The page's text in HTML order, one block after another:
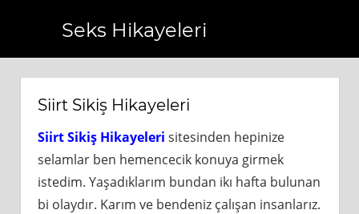
Seks Hikayeleri
Siirt Sikiş Hikayeleri
Siirt Sikiş Hikayeleri sitesinden hepinize
selamlar ben hemencecik konuya girmek
istedim. Yaşadıklarım bundan ikı hafta bulunan
bi olaydır. Karım ve bendeniz çalışan insanlarız.